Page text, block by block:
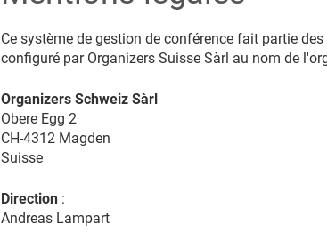
Ce système de gestion de conférence fait partie
configuré par Organizers Suisse Sàrl au nom de
Organizers Schweiz Sàrl
Obere Egg 2
CH-4312 Magden
Suisse
Direction :
Andreas Lampart